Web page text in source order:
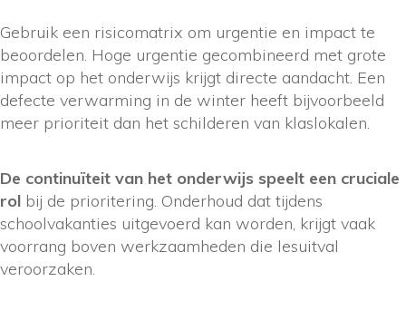
Gebruik een risicomatrix om urgentie en impact te
beoordelen. Hoge urgentie gecombineerd met grote
impact op het onderwijs krijgt directe aandacht. Een
defecte verwarming in de winter heeft bijvoorbeeld
meer prioriteit dan het schilderen van klaslokalen.
De continuïteit van het onderwijs speelt een cruciale
rol bij de prioritering. Onderhoud dat tijdens
schoolvakanties uitgevoerd kan worden, krijgt vaak
voorrang boven werkzaamheden die lesuitval
veroorzaken.